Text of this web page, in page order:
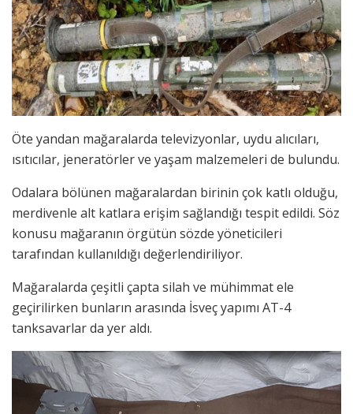
Öte yandan mağaralarda televizyonlar, uydu alıcıları,
ısıtıcılar, jeneratörler ve yaşam malzemeleri de bulundu.
Odalara bölünen mağaralardan birinin çok katlı olduğu,
merdivenle alt katlara erişim sağlandığı tespit edildi. Söz
konusu mağaranın örgütün sözde yöneticileri
tarafından kullanıldığı değerlendiriliyor.
Mağaralarda çeşitli çapta silah ve mühimmat ele
geçirilirken bunların arasında İsveç yapımı AT-4
tanksavarlar da yer aldı.